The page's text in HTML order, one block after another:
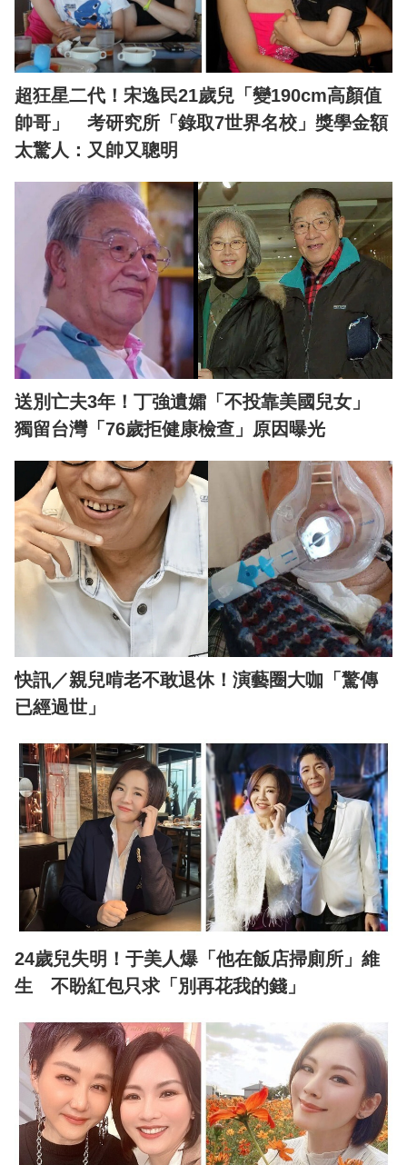
超狂星二代！宋逸民21歲兒「變190cm高顏值
帥哥」 考研究所「錄取7世界名校」獎學金額
太驚人：又帥又聰明
送別亡夫3年！丁強遺孀「不投靠美國兒女」
獨留台灣「76歲拒健康檢查」原因曝光
快訊／親兒啃老不敢退休！演藝圈大咖「驚傳
已經過世」
24歲兒失明！于美人爆「他在飯店掃廁所」維
生 不盼紅包只求「別再花我的錢」